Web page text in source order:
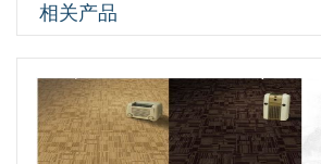
相关产品